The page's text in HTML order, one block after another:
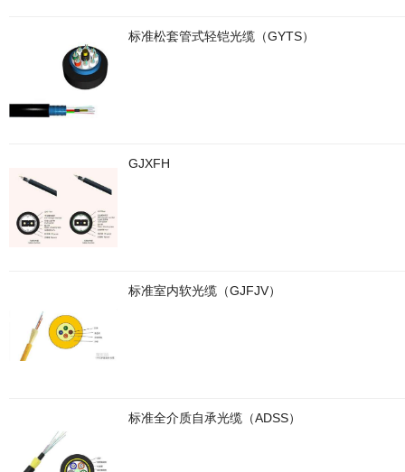
标准松套管式轻铠光缆（GYTS）
GJXFH
标准室内软光缆（GJFJV）
标准全介质自承光缆（ADSS）